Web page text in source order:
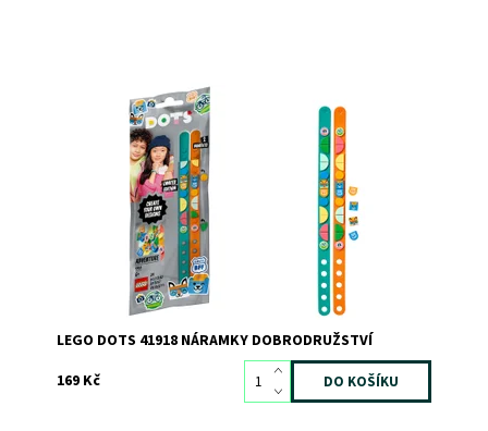
Veďte děti ke kreativní zábavě s touto dobrodružnou
sadou se 2 náramky
Dostupnost:
Skladem
7736
LEGO
LEGO DOTS 41918 NÁRAMKY DOBRODRUŽSTVÍ
169 Kč